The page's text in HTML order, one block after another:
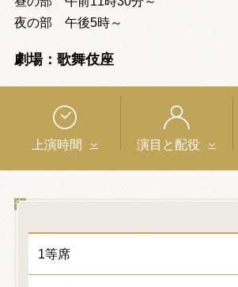
夜の部 午後5時～
劇場：歌舞伎座
上演時間 演目と配役
1等席